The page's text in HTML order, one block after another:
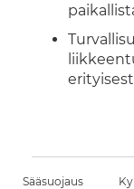
Sääsuojaus